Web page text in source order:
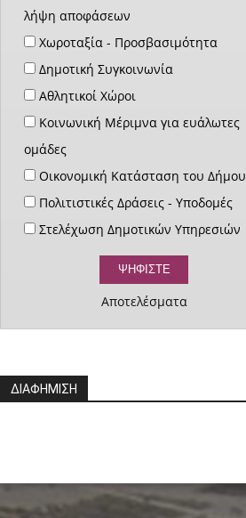
λήψη αποφάσεων
Χωροταξία - Προσβασιμότητα
Δημοτική Συγκοινωνία
Αθλητικοί Χώροι
Κοινωνική Μέριμνα για ευάλωτες
ομάδες
Οικονομική Κατάσταση του Δήμου
Πολιτιστικές Δράσεις - Υποδομές
Στελέχωση Δημοτικών Υπηρεσιών
Αποτελέσματα
ΔΙΑΦΗΜΙΣΗ